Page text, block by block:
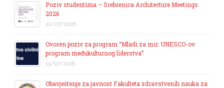
Poziv studentima – Srebrenica Architecture Meetings
2026
22/07/2026
Ovoren poziv za program “Mladi za mir: UNESCO-ov
program međukulturnog liderstva”
13/07/2026
Obavještenje za javnost Fakulteta zdravstvenih nauka za